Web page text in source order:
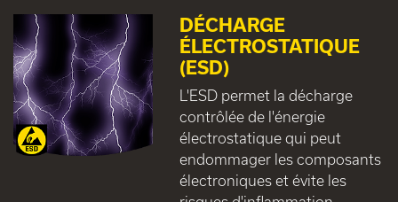
DÉCHARGE
ÉLECTROSTATIQUE
(ESD)
L'ESD permet la décharge
contrôlée de l'énergie
électrostatique qui peut
endommager les composants
électroniques et évite les